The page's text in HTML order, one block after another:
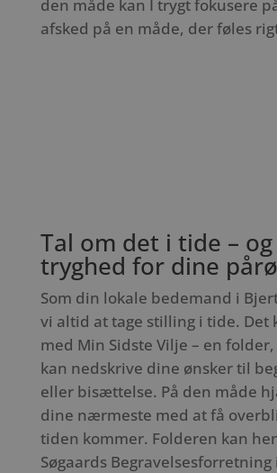
den måde kan I trygt fokusere
afsked på en måde, der føles
Tal om det i tide –
tryghed for dine
Som din lokale bedemand i
vi altid at tage stilling i tide. Det
med Min Sidste Vilje – en
kan nedskrive dine ønsker til
eller bisættelse. På den måde
dine nærmeste med at få
tiden kommer. Folderen kan
Søgaards